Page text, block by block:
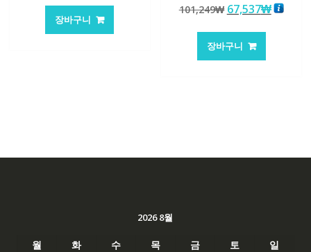
가
격:
장바구니
5.00
로 평가됨
101,249₩ 원
가
격:
67,537₩현
장바구니
2026 8월
월 화 수 목 금 토
일